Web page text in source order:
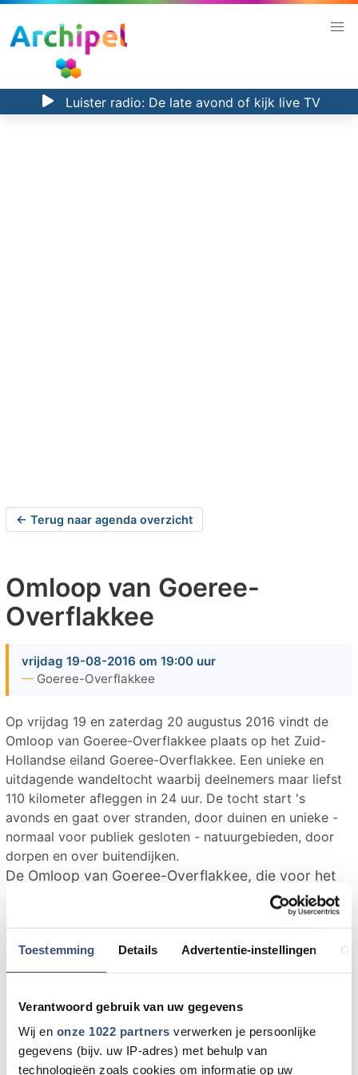
Toestemming Details Advertentie-instellingen
Verantwoord gebruik van uw gegevens
Wij en onze 1022 partners verwerken je persoonlijke
gegevens (bijv. uw IP-adres) met behulp van
technologieën zoals cookies om informatie op uw
Luister radio: De late avond of kijk live TV
← Terug naar agenda overzicht
Omloop van Goeree-
Overflakkee
vrijdag 19-08-2016 om 19:00 uur
Goeree-Overflakkee
Op vrijdag 19 en zaterdag 20 augustus 2016 vindt de
Omloop van Goeree-Overflakkee plaats op het Zuid-
Hollandse eiland Goeree-Overflakkee. Een unieke en
uitdagende wandeltocht waarbij deelnemers maar liefst
110 kilometer afleggen in 24 uur. De tocht start 's
avonds en gaat over stranden, door duinen en unieke -
normaal voor publiek gesloten - natuurgebieden, door
dorpen en over buitendijken.
De Omloop van Goeree-Overflakkee, die voor het
27e jaar wordt georganiseerd door vrijwilligers, is
ooit begonnen als grap van een paar vrienden.
wandeltocht waaraan zo'n 1000 deelnemers
prestatie en een uitdaging. Naast de monstertocht
van 110 kilometer zijn er ook kortere afstanden te
lopen van 15 tot en met 55 kilometer. Daarnaast is
er ook nog een estafetteloop en een Kennedymars